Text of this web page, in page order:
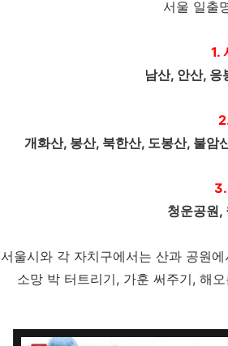
서울 일출
1.
남산, 안산,
개화산, 봉산, 북한산, 도봉산, 불암
청운공원,
서울시와 각 자치구에서는 산과 공원
소망 박 터트리기, 가훈 써주기, 해